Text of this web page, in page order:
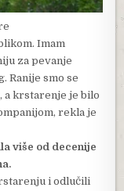
Imam
za pevanje
Ranije smo se
a krstarenje je bilo
rekla je
više od decenije
i odlučili